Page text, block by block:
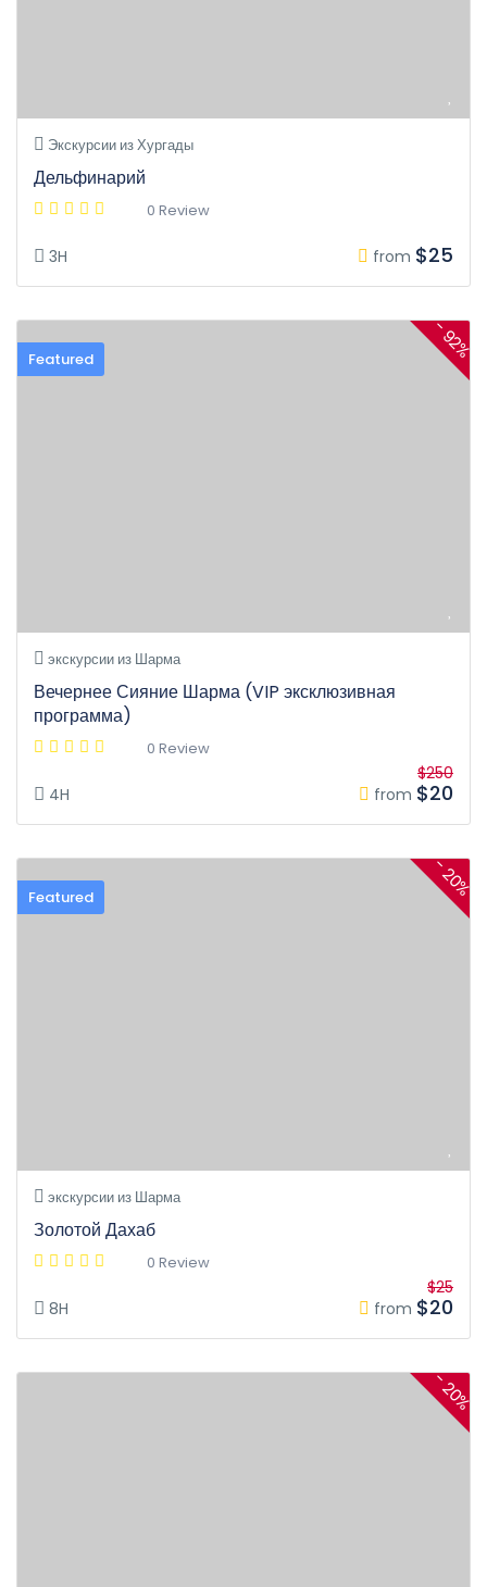
Экскурсии из Хургады
Дельфинарий
0 Review
3H from $25
Featured - 92%
экскурсии из Шарма
Вечернее Сияние Шарма (VIP эксклюзивная
программа)
0 Review
4H from
$250
$20
Featured - 20%
экскурсии из Шарма
Золотой Дахаб
0 Review
8H from
$25
$20
- 20%